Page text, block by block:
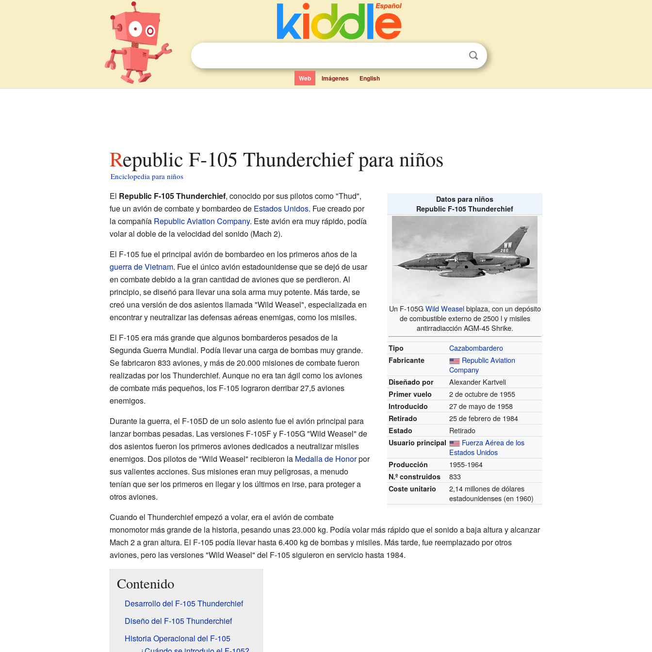
Web Imágenes English
Republic F-105 Thunderchief para niños
Enciclopedia para niños
Datos para niños
Republic F-105 Thunderchief
Un F-105GWild Weaselbiplaza, con un depósito
de combustible externo de 2500 l y misiles
antirradiacción AGM-45 Shrike.
Tipo Cazabombardero
Fabricante
Republic Aviation
Company
Diseñado por Alexander Kartveli
Primer vuelo 2 de octubre de 1955
Introducido 27 de mayo de 1958
Retirado 25 de febrero de 1984
Estado Retirado
Usuario principal
Fuerza Aérea de los
Estados Unidos
Producción 1955-1964
N.º construidos 833
Coste unitario
2,14 millones de dólares
estadounidenses (en 1960)
El Republic F-105 Thunderchief, conocido por sus pilotos como "Thud",
fue un avión de combate y bombardeo de Estados Unidos. Fue creado por
la compañía Republic Aviation Company. Este avión era muy rápido, podía
volar al doble de la velocidad del sonido (Mach 2).
El F-105 fue el principal avión de bombardeo en los primeros años de la
guerra de Vietnam. Fue el único avión estadounidense que se dejó de usar
en combate debido a la gran cantidad de aviones que se perdieron. Al
principio, se diseñó para llevar una sola arma muy potente. Más tarde, se
creó una versión de dos asientos llamada "Wild Weasel", especializada en
encontrar y neutralizar las defensas aéreas enemigas, como los misiles.
El F-105 era más grande que algunos bombarderos pesados de la
Segunda Guerra Mundial. Podía llevar una carga de bombas muy grande.
Se fabricaron 833 aviones, y más de 20.000 misiones de combate fueron
realizadas por los Thunderchief. Aunque no era tan ágil como los aviones
de combate más pequeños, los F-105 lograron derribar 27,5 aviones
enemigos.
Durante la guerra, el F-105D de un solo asiento fue el avión principal para
lanzar bombas pesadas. Las versiones F-105F y F-105G "Wild Weasel" de
dos asientos fueron los primeros aviones dedicados a neutralizar misiles
enemigos. Dos pilotos de "Wild Weasel" recibieron la Medalla de Honorpor
sus valientes acciones. Sus misiones eran muy peligrosas, a menudo
tenían que ser los primeros en llegar y los últimos en irse, para proteger a
otros aviones.
Cuando el Thunderchief empezó a volar, era el avión de combate
monomotor más grande de la historia, pesando unas 23.000 kg. Podía volar más rápido que el sonido a baja altura y alcanzar
Mach 2 a gran altura. El F-105 podía llevar hasta 6.400 kg de bombas y misiles. Más tarde, fue reemplazado por otros
aviones, pero las versiones "Wild Weasel" del F-105 siguieron en servicio hasta 1984.
Contenido
Desarrollo del F-105 Thunderchief
Diseño del F-105 Thunderchief
Historia Operacional del F-105